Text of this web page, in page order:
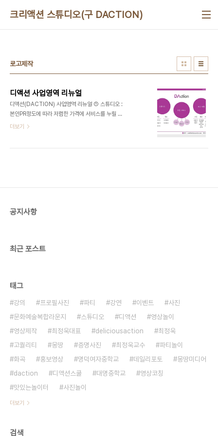
크리액션 스튜디오(구 DACTION)
로고제작
디액션 사업영역 리뉴얼
디액션(DACTION) 사업영역 리뉴얼 ① 스튜디오 :
본인PR정도에 따라 저렴한 가격에 서비스를 누릴 수
있다. 사진 - 증명사진, 프로필사진,제품사진 영상 -
더보기
공지사항
최근 포스트
태그
강의 프로필사진 파티 강연 이벤트
사진
문화예술복합라운지
스튜디오 디액션
영상놀이
영상제작
최정욱대표 deliciousaction
최정욱
고퀄리티
몽땅 증명사진 최정욱교수
파티놀이
화곡
홍보영상 명덕여자중학교 데일리포토
몽땅미디어
daction
디액션스쿨 대명중학교
영상코칭
맛있는놀이터
사진놀이
더보기
검색